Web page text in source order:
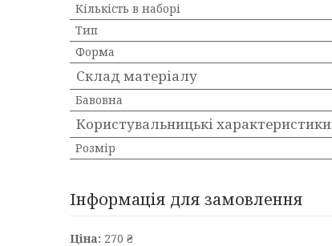
Кількість в наборі
Тип
Форма
Склад матеріалу
Бавовна
Користувальницькі характеристики
Розмір
Інформація для замовлення
Ціна: 270 ₴